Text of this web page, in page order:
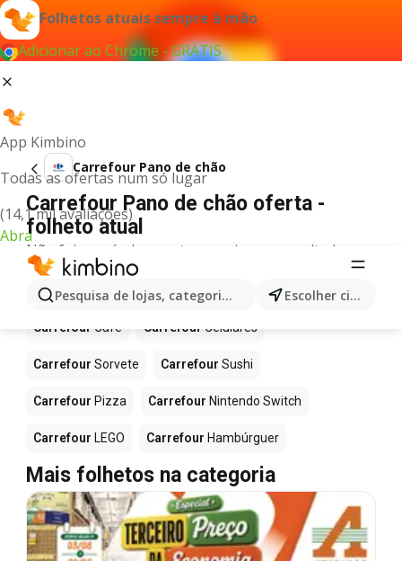
Folhetos atuais sempre à mão
Adicionar ao Chrome - GRÁTIS
App Kimbino
Todas as ofertas num só lugar
(14,1 mil avaliações)
Abra
Pesquisa de lojas, categorias,produtos... Escolher cidade
Carrefour Pano de chão
Carrefour Pano de chão oferta -
folheto atual
Não foi possível encontrar quaisquer resultados
para este termo.
Mais produtos em Carrefour
Carrefour Café Carrefour Celulares
Carrefour Sorvete Carrefour Sushi
Carrefour Pizza Carrefour Nintendo Switch
Carrefour LEGO Carrefour Hambúrguer
Mais folhetos na categoria